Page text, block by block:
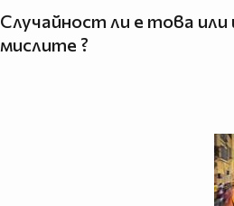
Случайност ли е това или
мислите ?